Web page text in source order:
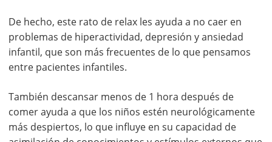
De hecho, este rato de relax les ayuda a no caer en
problemas de hiperactividad, depresión y ansiedad
infantil, que son más frecuentes de lo que pensamos
entre pacientes infantiles.
También descansar menos de 1 hora después de
comer ayuda a que los niños estén neurológicamente
más despiertos, lo que influye en su capacidad de